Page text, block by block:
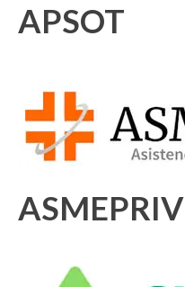
APSOT
ASMEPRIV